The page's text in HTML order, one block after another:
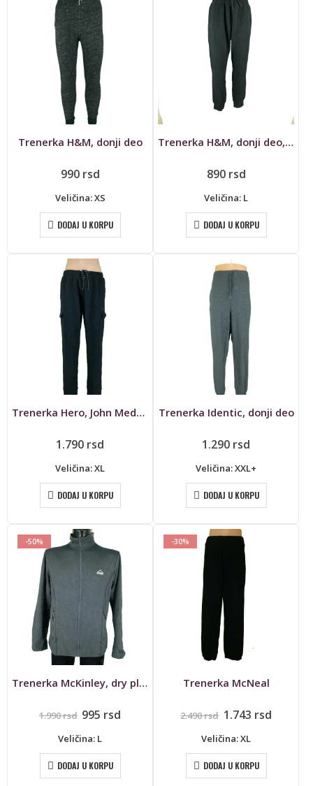
Trenerka H&M, donji deo
990 rsd
Veličina: XS
DODAJ U KORPU
Trenerka H&M, donji deo, Divided
890 rsd
Veličina: L
DODAJ U KORPU
Trenerka Hero, John Meddox, donji deo
1.790 rsd
Veličina: XL
DODAJ U KORPU
Trenerka Identic, donji deo
1.290 rsd
Veličina: XXL+
DODAJ U KORPU
-50%
Trenerka McKinley, dry plus
1.990rsd Originalna
je
1.990 rsd.
995 rsd
Veličina: L
DODAJ U KORPU
-30%
Trenerka McNeal
2.490rsd Originalna
je
2.490 rsd.
1.743 rsd
Veličina: XL
DODAJ U KORPU